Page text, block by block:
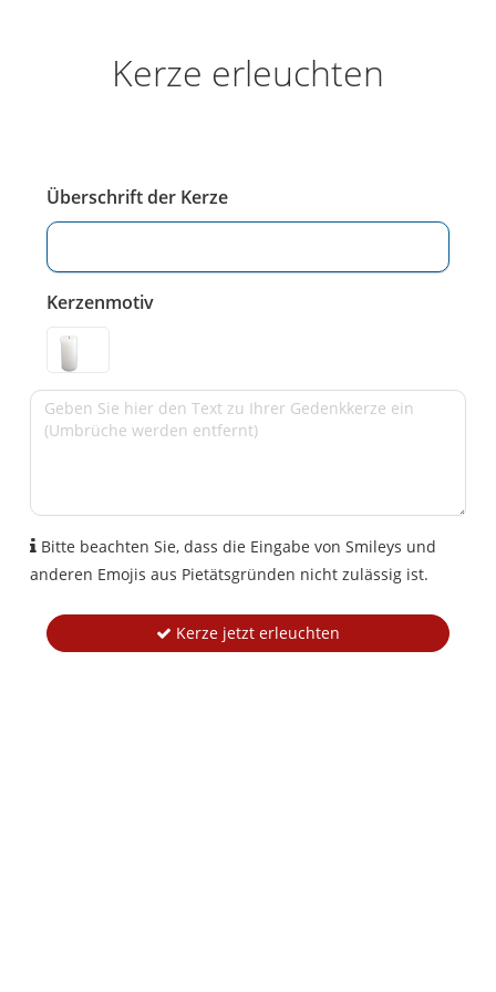
Kerze erleuchten
Überschrift der Kerze
Kerzenmotiv
Bitte beachten Sie, dass die Eingabe von Smileys und
anderen Emojis aus Pietätsgründen nicht zulässig ist.
Kerze jetzt erleuchten